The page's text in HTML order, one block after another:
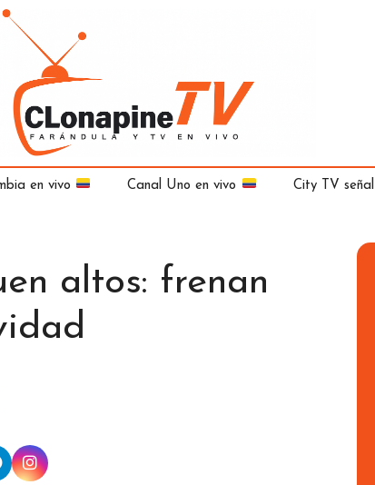
en vivo Canal Uno en vivo City TV
altos: frenan